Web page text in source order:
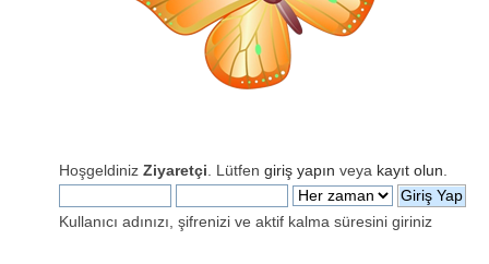
Hoşgeldiniz Ziyaretçi . Lütfen giriş yapın veya kayıt olun
Kullanıcı adınızı, şifrenizi ve aktif kalma süresini giriniz